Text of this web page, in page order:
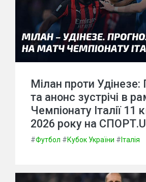
Мілан проти Удінезе:
та анонс зустрічі в
Чемпіонату Італії 11
2026 року на
#Футбол #Кубок України # Італія